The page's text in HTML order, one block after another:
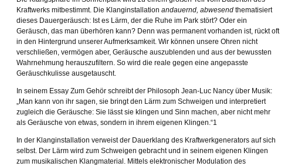
Kraftwerks mitbestimmt. Die Klanginstallation andauernd, abwesend thematisiert
dieses Dauergeräusch: Ist es Lärm, der die Ruhe im Park stört? Oder ein
Geräusch, das man überhören kann? Denn was permanent vorhanden ist, rückt oft
in den Hintergrund unserer Aufmerksamkeit. Wir können unsere Ohren nicht
verschließen, vermögen aber, Geräusche auszublenden und aus der bewussten
Wahrnehmung herauszufiltern. So wird die reale gegen eine angepasste
Geräuschkulisse ausgetauscht.
In seinem Essay Zum Gehör schreibt der Philosoph Jean-Luc Nancy über Musik:
„Man kann von ihr sagen, sie bringt den Lärm zum Schweigen und interpretiert
zugleich die Geräusche: Sie lässt sie klingen und Sinn machen, aber nicht mehr
als Geräusche von etwas, sondern in ihrem eigenen Klingen.“1
In der Klanginstallation verweist der Dauerklang des Kraftwerkgenerators auf sich
selbst. Der Lärm wird zum Schweigen gebracht und in seinem eigenen Klingen
zum musikalischen Klangmaterial. Mittels elektronischer Modulation des